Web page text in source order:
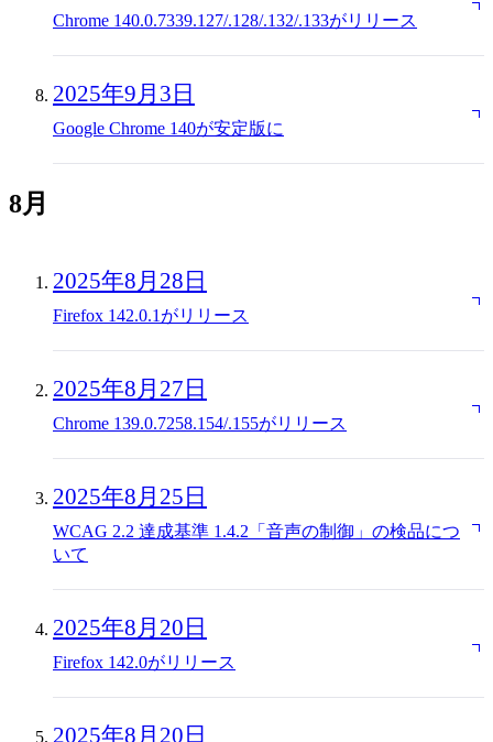
Chrome 140.0.7339.127/.128/.132/.133がリリース
2025年9月3日
Google Chrome 140が安定版に
8月
2025年8月28日
Firefox 142.0.1がリリース
2025年8月27日
Chrome 139.0.7258.154/.155がリリース
2025年8月25日
WCAG 2.2 達成基準 1.4.2「音声の制御」の検品につ
いて
2025年8月20日
Firefox 142.0がリリース
2025年8月20日